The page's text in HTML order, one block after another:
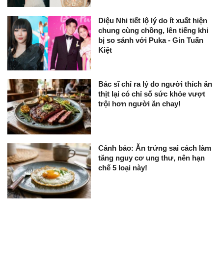
Diệu Nhi tiết lộ lý do ít xuất hiện
chung cùng chồng, lên tiếng khi
bị so sánh với Puka - Gin Tuấn
Kiệt
Bác sĩ chỉ ra lý do người thích ăn
thịt lại có chỉ số sức khỏe vượt
trội hơn người ăn chay!
Cảnh báo: Ăn trứng sai cách làm
tăng nguy cơ ung thư, nên hạn
chế 5 loại này!